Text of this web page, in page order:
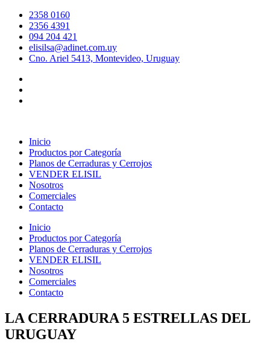
contenido
2358 0160
2356 4391
094 204 421
elisilsa@adinet.com.uy
Cno. Ariel 5413, Montevideo, Uruguay
Inicio
Productos por Categoría
Planos de Cerraduras y Cerrojos
VENDER ELISIL
Nosotros
Comerciales
Contacto
Inicio
Productos por Categoría
Planos de Cerraduras y Cerrojos
VENDER ELISIL
Nosotros
Comerciales
Contacto
LA CERRADURA 5 ESTRELLAS DEL
URUGUAY